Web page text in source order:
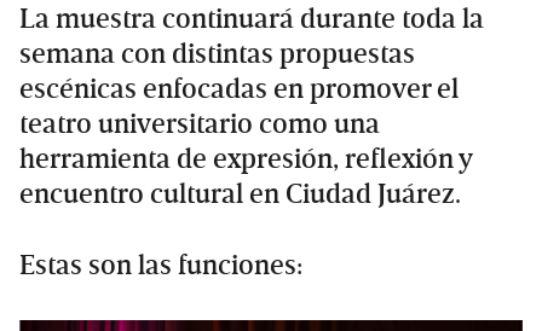
La muestra continuará durante toda la
semana con distintas propuestas
escénicas enfocadas en promover el
teatro universitario como una
herramienta de expresión, reflexión y
encuentro cultural en Ciudad Juárez.
Estas son las funciones: